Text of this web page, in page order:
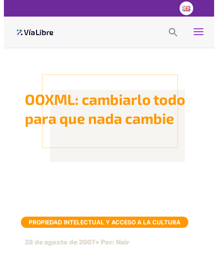
Search Button
OOXML: cambiarlo todo
para que nada cambie
PROPIEDAD INTELECTUAL Y ACCESO A LA CULTURA
28 de agosto de 2007● Por: Nair